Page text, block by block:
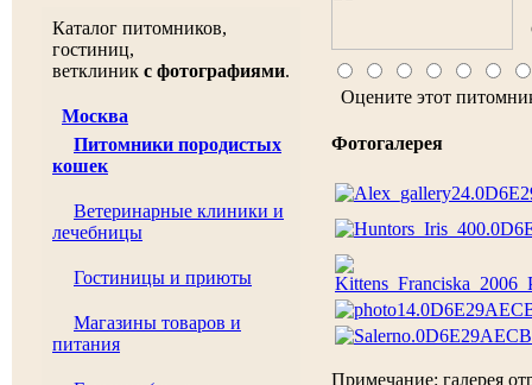
Каталог питомников,
гостиниц,
ветклиник с фотографиями.
Москва
Питомники породистых
кошек
Ветеринарные клиники и
лечебницы
Гостиницы и приюты
Магазины товаров и
питания
Оцените этот
Фотогалерея
Примечание: галерея